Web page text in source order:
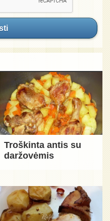
Troškinta antis su
daržovėmis